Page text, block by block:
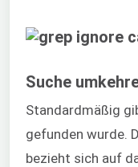
Suche
Standardmäßig
gefunden wurde.
bezieht sich auf